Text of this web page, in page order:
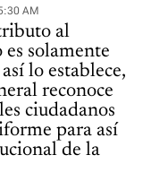
AM
al
solamente
lo establece,
reconoce
ciudadanos
para así
de la